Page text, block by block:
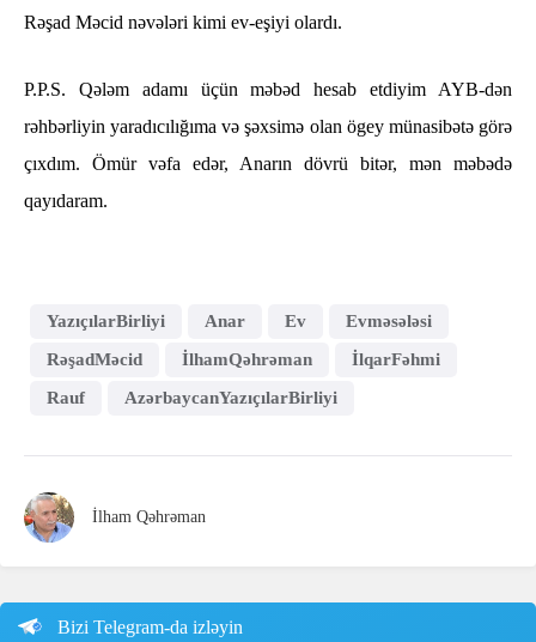
Rəşad Məcid nəvələri kimi ev-eşiyi olardı.
P.P.S. Qələm adamı üçün məbəd hesab etdiyim AYB-dən
rəhbərliyin yaradıcılığıma və şəxsimə olan ögey münasibətə görə
çıxdım. Ömür vəfa edər, Anarın dövrü bitər, mən məbədə
qayıdaram.
YazıçılarBirliyi Anar Ev
Evməsələsi
RəşadMəcid
İlhamQəhrəman
İlqarFəhmi
Rauf
AzərbaycanYazıçılarBirliyi
İlham Qəhrəman
Bizi Telegram-da izləyin